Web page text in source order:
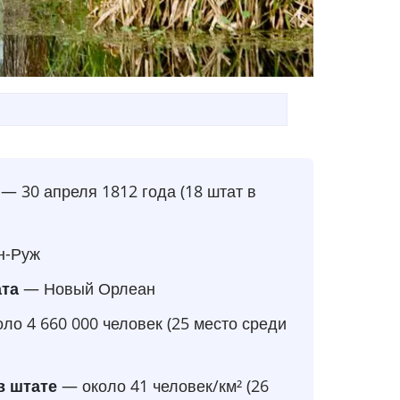
30 апреля 1812 года (18 штат в
Руж
— Новый Орлеан
4 660 000 человек (25 место среди
штате — около 41 человек/км² (26